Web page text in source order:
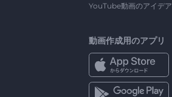
YouTube動画のアイデア
動画作成用のアプリ